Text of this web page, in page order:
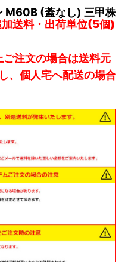
M60B (蓋なし) 三甲株
送料・出荷単位(5個)
注文の場合は送料元
、個人宅へ配送の場合